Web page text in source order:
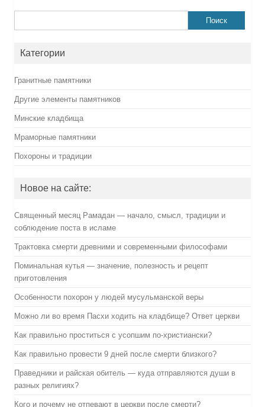
Категории
Гранитные памятники
Другие элементы памятников
Минские кладбища
Мраморные памятники
Похороны и традиции
Новое на сайте:
Священный месяц Рамадан — начало, смысл, традиции и
соблюдение поста в исламе
Трактовка смерти древними и современными философами
Поминальная кутья — значение, полезность и рецепт
приготовления
Особенности похорон у людей мусульманской веры
Можно ли во время Пасхи ходить на кладбище? Ответ церкви
Как правильно проститься с усопшим по-христиански?
Как правильно провести 9 дней после смерти близкого?
Праведники и райская обитель — куда отправляются души в
разных религиях?
Кого и почему не отпевают в церкви после смерти?